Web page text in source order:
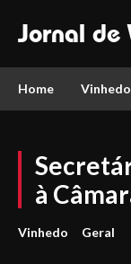
Jornal de
Home Vinhedo
à
Vinhedo Geral